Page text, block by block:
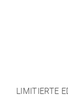
LIMITIERTE